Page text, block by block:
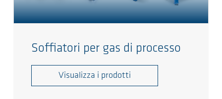
Soffiatori per gas di processo
Visualizza i prodotti